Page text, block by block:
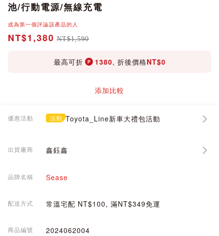
池/行動電源/無線充電
成為第一個評論該產品的人
NT$1,380 NT$1,590
最高可折 1380, 折後價格NT$0
添加比較
優惠活動 活動 Toyota_Line新車大禮包活動
出貨廠商 鑫鈺鑫
品牌名稱 Sease
配送方式 常溫宅配 NT$100, 滿NT$349免運
商品編號 2024062004